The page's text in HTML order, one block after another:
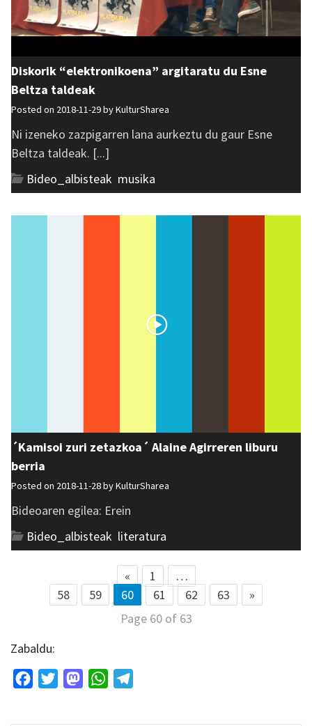
Diskorik “elektronikoena” argitaratu du Esne
Beltza taldeak
Posted on 2018-11-29 byKulturSharea
Ni izeneko zazpigarren lana aurkeztu du gaur Esne
Beltza taldeak. [...]
Bideo_albisteak musika
´Kamisoi zuri zetazkoa´ Alaine Agirreren liburu
berria
Posted on 2018-11-28 byKulturSharea
Bideoaren egilea: Erein
Bideo_albisteak literatura
« 1
…
58
59 60 61 62 63
»
Page 60 of 63
Zabaldu:
FacebookTwitterMastodonWhatsApp